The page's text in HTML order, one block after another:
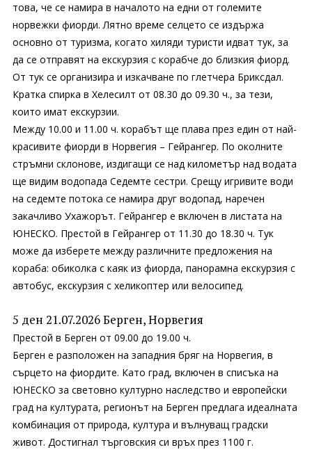
това, че се намира в началото на едни от големите
норвежки фиорди. Лятно време селцето се издържа
основно от туризма, когато хиляди туристи идват тук, за
да се отправят на екскурзия с корабче до близкия фиорд.
От тук се организира и изкачване по глетчера Бриксдал.
Кратка спирка в Хелесилт от 08.30 до 09.30 ч., за тези,
които имат екскурзии.
Между 10.00 и 11.00 ч. корабът ще плава през един от най-
красивите фиорди в Норвегия – Гейрангер. По околните
стръмни склонове, издигащи се над километър над водата
ще видим водопада Седемте сестри. Срещу игривите води
на седемте потока се намира друг водопад, наречен
закачливо Ухажорът. Гейрангер е включен в листата на
ЮНЕСКО. Престой в Гейрангер от 11.30 до 18.30 ч. Тук
може да изберете между различните предложения на
кораба: обиколка с каяк из фиорда, панорамна екскурзия с
автобус, екскурзия с хеликоптер или велосипед.
5 ден 21.07.2026 Берген, Норвегия
Престой в Берген от 09.00 до 19.00 ч.
Берген е разположен на западния бряг на Норвегия, в
сърцето на фиордите. Като град, включен в списъка на
ЮНЕСКО за световно културно наследство и европейски
град на културата, регионът на Берген предлага идеалната
комбинация от природа, култура и вълнуващ градски
живот. Достигнал търговския си връх през 1100 г.